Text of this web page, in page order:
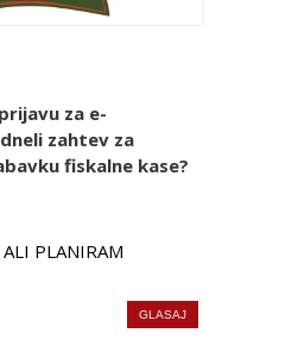
za e-
zahtev za
fiskalne kase?
PLANIRAM